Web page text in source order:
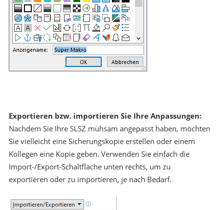
Exportieren bzw. importieren Sie Ihre Anpassungen:
Nachdem Sie Ihre SLSZ mühsam angepasst haben, möchten
Sie vielleicht eine Sicherungskopie erstellen oder einem
Kollegen eine Kopie geben. Verwenden Sie einfach die
Import-/Export-Schaltfläche unten rechts, um zu
exportieren oder zu importieren, je nach Bedarf.